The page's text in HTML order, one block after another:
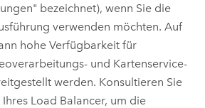
bezeichnet), wenn Sie die
verwenden möchten. Auf
hohe Verfügbarkeit für
und Kartenservice-
werden. Konsultieren Sie
Load Balancer, um die